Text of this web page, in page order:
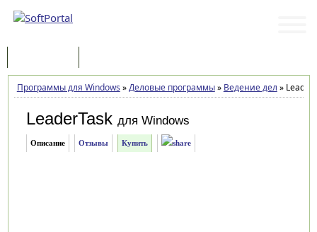
Программы для Windows »Деловые программы» Ведение дел »
LeaderTask для Windows
Описание Отзывы Купить